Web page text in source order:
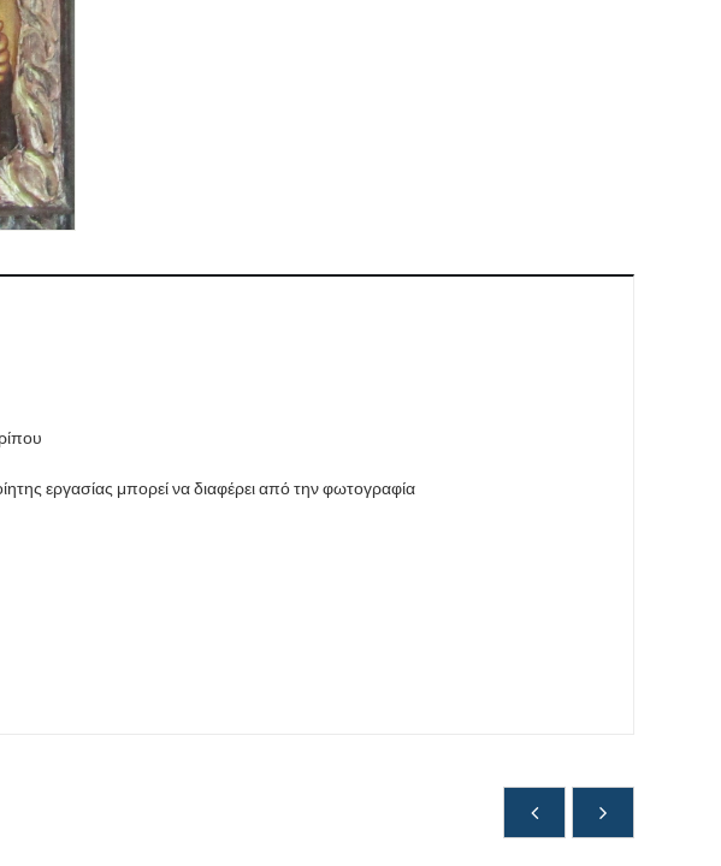
εργασίας μπορεί να διαφέρει από την φωτογραφία